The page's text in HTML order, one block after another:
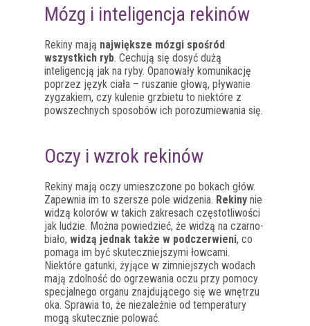
Mózg i inteligencja rekinów
Rekiny mają największe mózgi spośród
wszystkich ryb. Cechują się dosyć dużą
inteligencją jak na ryby. Opanowały komunikację
poprzez język ciała – ruszanie głową, pływanie
zygzakiem, czy kulenie grzbietu to niektóre z
powszechnych sposobów ich porozumiewania się.
Oczy i wzrok rekinów
Rekiny mają oczy umieszczone po bokach głów.
Zapewnia im to szersze pole widzenia. Rekiny nie
widzą kolorów w takich zakresach częstotliwości
jak ludzie. Można powiedzieć, że widzą na czarno-
biało, widzą jednak także w podczerwieni, co
pomaga im być skuteczniejszymi łowcami.
Niektóre gatunki, żyjące w zimniejszych wodach
mają zdolność do ogrzewania oczu przy pomocy
specjalnego organu znajdującego się we wnętrzu
oka. Sprawia to, że niezależnie od temperatury
mogą skutecznie polować.